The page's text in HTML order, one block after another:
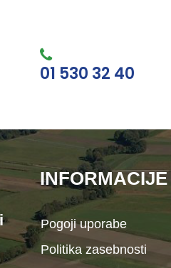
01 530 32 40
INFORMACIJE
Pogoji uporabe
Politika zasebnosti